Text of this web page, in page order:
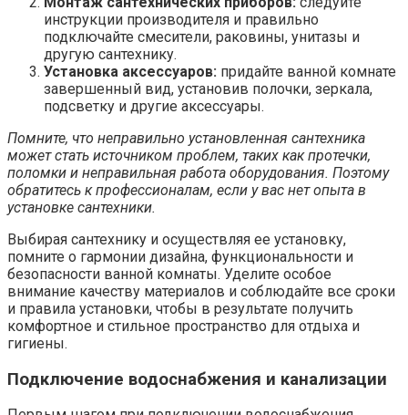
инструкции производителя и правильно
подключайте смесители, раковины, унитазы и
другую сантехнику.
Установка аксессуаров: придайте ванной комнате
завершенный вид, установив полочки, зеркала,
подсветку и другие аксессуары.
Помните, что неправильно установленная сантехника
может стать источником проблем, таких как протечки,
поломки и неправильная работа оборудования. Поэтому
обратитесь к профессионалам, если у вас нет опыта в
установке сантехники.
Выбирая сантехнику и осуществляя ее установку,
помните о гармонии дизайна, функциональности и
безопасности ванной комнаты. Уделите особое
внимание качеству материалов и соблюдайте все сроки
и правила установки, чтобы в результате получить
комфортное и стильное пространство для отдыха и
гигиены.
Подключение водоснабжения и канализации